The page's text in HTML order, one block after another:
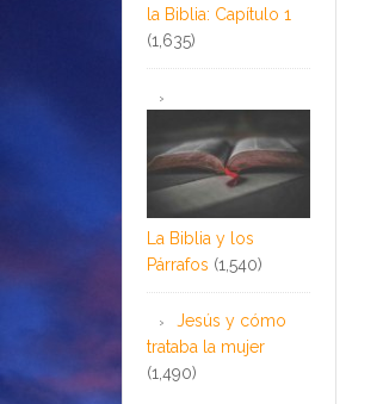
la Biblia: Capítulo 1
(1,635)
La Biblia y los
Párrafos (1,540)
Jesús y cómo
trataba la mujer
(1,490)